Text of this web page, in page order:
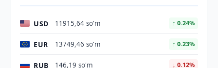
USD 11915,64 so'm ↑ 0.24%
EUR 13749,46 so'm ↑ 0.23%
RUB 146,19 so'm ↓ 0.12%